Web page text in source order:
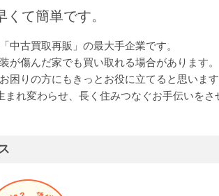
て簡単です。
中古買取再販」の最大手企業です。
が傷んだ家でも買い取れる場合があります。
りの方にもきっとお役に立てると思います
れ変わらせ、長く住みつなぐお手伝いをさ